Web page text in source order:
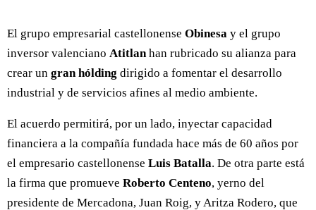
El grupo empresarial castellonense Obinesa y el grupo
inversor valenciano Atitlan han rubricado su alianza para
crear un gran hólding dirigido a fomentar el desarrollo
industrial y de servicios afines al medio ambiente.
El acuerdo permitirá, por un lado, inyectar capacidad
financiera a la compañía fundada hace más de 60 años por
el empresario castellonense Luis Batalla. De otra parte está
la firma que promueve Roberto Centeno, yerno del
presidente de Mercadona, Juan Roig, y Aritza Rodero, que